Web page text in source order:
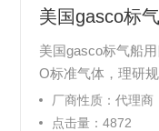
美国gasco标气船
O标准气体，理研
ppm H2S/50ppm
校准测氧测爆仪，
厂商性质：代理商
点击量：4872